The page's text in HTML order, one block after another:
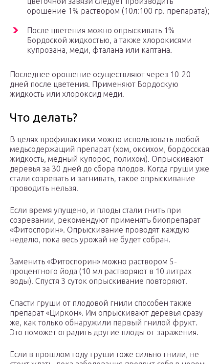
орошение 1% раствором (10л:100 гр. препарата);
После цветения можно опрыскивать 1%
Бордоской жидкостью, а также хлорокисями
купрозана, меди, фталана или каптана.
Последнее орошение осуществляют через 10-20
дней после цветения. Применяют Бордоскую
жидкость или хлороксид меди.
Что делать?
В целях профилактики можно использовать любой
медьсодержащий препарат (хом, оксихом, бордосская
жидкость, медный купорос, полихом). Опрыскивают
деревья за 30 дней до сбора плодов. Когда груши уже
стали созревать и загнивать, такое опрыскивание
проводить нельзя.
Если время упущено, и плоды стали гнить при
созревании, рекомендуют применять биопрепарат
«Фитоспорин». Опрыскивание проводят каждую
неделю, пока весь урожай не будет собран.
Заменить «Фитоспорин» можно раствором 5-
процентного йода (10 мл растворяют в 10 литрах
воды). Спустя 3 суток опрыскивание повторяют.
Спасти груши от плодовой гнили способен также
препарат «Циркон». Им опрыскивают деревья сразу
же, как только обнаружили первый гнилой фрукт.
Это поможет оградить другие плоды от заражения.
Если в прошлом году груши тоже сильно гнили, не